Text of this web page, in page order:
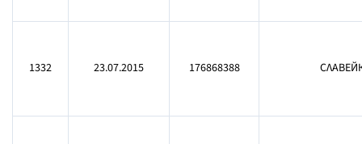
1332 23.07.2015 176868388